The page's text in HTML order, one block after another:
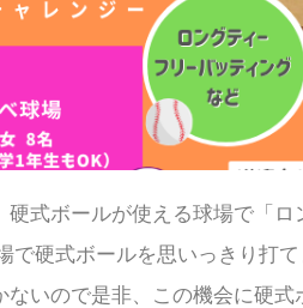
硬式ボールが使える球場で「
で硬式ボールを思いっきり打
ないので是非、この機会に硬